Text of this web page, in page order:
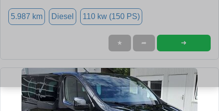
5.987 km Diesel 110 kw (150 PS)
★ ➦ ➜